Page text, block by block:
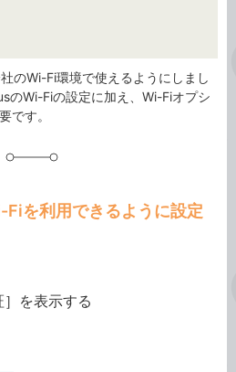
のWi-Fi環境で使えるようにしまし
のWi-Fiの設定に加え、Wi-Fiオプシ
です。
を利用できるように設定
を表示する